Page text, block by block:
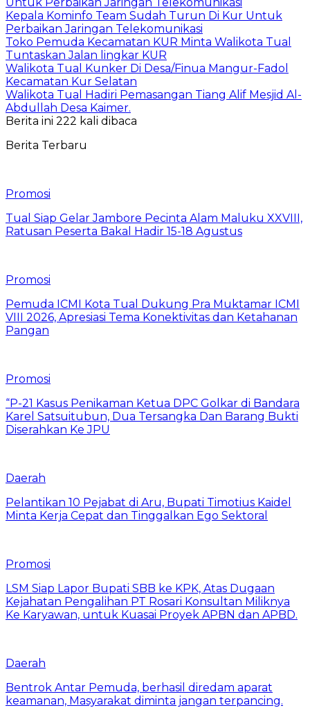
Kepala Kominfo Team Sudah Turun Di Kur Untuk
Perbaikan Jaringan Telekomunikasi
Toko Pemuda Kecamatan KUR Minta Walikota Tual
Tuntaskan Jalan lingkar KUR
Walikota Tual Kunker Di Desa/Finua Mangur-Fadol
Kecamatan Kur Selatan
Walikota Tual Hadiri Pemasangan Tiang Alif Mesjid Al-
Abdullah Desa Kaimer.
Berita ini 222 kali dibaca
Berita Terbaru
Promosi
Tual Siap Gelar Jambore Pecinta Alam Maluku XXVIII,
Ratusan Peserta Bakal Hadir 15-18 Agustus
Promosi
Pemuda ICMI Kota Tual Dukung Pra Muktamar ICMI
VIII 2026, Apresiasi Tema Konektivitas dan Ketahanan
Pangan
Promosi
“P-21 Kasus Penikaman Ketua DPC Golkar di Bandara
Karel Satsuitubun, Dua Tersangka Dan Barang Bukti
Diserahkan Ke JPU
Daerah
Pelantikan 10 Pejabat di Aru, Bupati Timotius Kaidel
Minta Kerja Cepat dan Tinggalkan Ego Sektoral
Promosi
LSM Siap Lapor Bupati SBB ke KPK, Atas Dugaan
Kejahatan Pengalihan PT Rosari Konsultan Miliknya
Ke Karyawan, untuk Kuasai Proyek APBN dan APBD.
Daerah
Bentrok Antar Pemuda, berhasil diredam aparat
keamanan, Masyarakat diminta jangan terpancing.